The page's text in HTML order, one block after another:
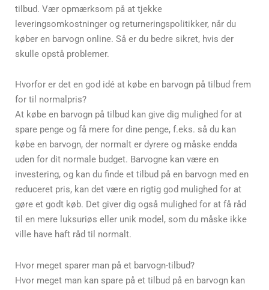
tilbud. Vær opmærksom på at tjekke
leveringsomkostninger og returneringspolitikker, når du
køber en barvogn online. Så er du bedre sikret, hvis der
skulle opstå problemer.
Hvorfor er det en god idé at købe en barvogn på tilbud frem
for til normalpris?
At købe en barvogn på tilbud kan give dig mulighed for at
spare penge og få mere for dine penge, f.eks. så du kan
købe en barvogn, der normalt er dyrere og måske endda
uden for dit normale budget. Barvogne kan være en
investering, og kan du finde et tilbud på en barvogn med en
reduceret pris, kan det være en rigtig god mulighed for at
gøre et godt køb. Det giver dig også mulighed for at få råd
til en mere luksuriøs eller unik model, som du måske ikke
ville have haft råd til normalt.
Hvor meget sparer man på et barvogn-tilbud?
Hvor meget man kan spare på et tilbud på en barvogn kan